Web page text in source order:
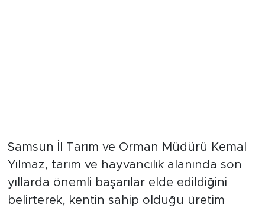
Samsun İl Tarım ve Orman Müdürü Kemal
Yılmaz, tarım ve hayvancılık alanında son
yıllarda önemli başarılar elde edildiğini
belirterek, kentin sahip olduğu üretim